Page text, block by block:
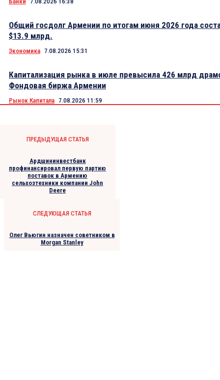
Общий госдолг Армении по итогам июня 2026 года
$13.9 млрд.
Экономика 7.08.2026 15:31
Капитализация рынка в июле превысила 426 млрд
Фондовая биржа Армении
Рынок Капитала 7.08.2026 11:59
ПРЕДЫДУЩАЯ СТАТЬЯ
Ардшининвестбанк
профинансировал первую партию
поставок в Армению
сельхозтехники компании John
Deere
СЛЕДУЮЩАЯ СТАТЬЯ
Олег Вьюгин назначен советником в
Morgan Stanley